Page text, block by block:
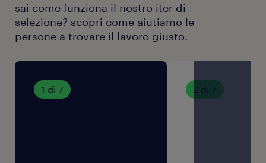
sai come funziona il nostro iter di
selezione? scopri come aiutiamo le
persone a trovare il lavoro giusto.
1 di 7 2 di 7